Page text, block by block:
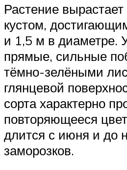
Растение
кустом,
и 1,5 м в диаметре.
прямые, сильные
тёмно-зелёными
глянцевой
сорта характерно
повторяющееся
длится с июня и до
заморозков.